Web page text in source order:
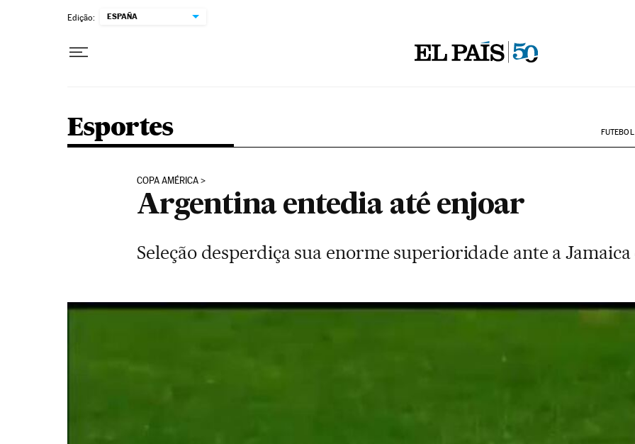
Edição: ESPAÑA
Esportes FUTEBOL
COPA AMÉRICA
Argentina entedia até enjoar
Seleção desperdiça sua enorme superioridade ante a